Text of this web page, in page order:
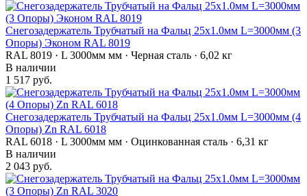
Снегозадержатель Трубчатый на Фальц 25х1.0мм L=3000мм (3
Опоры) Эконом RAL 8019
RAL 8019 · L 3000мм мм · Черная сталь · 6,02 кг
В наличии
1 517 руб.
Снегозадержатель Трубчатый на Фальц 25х1.0мм L=3000мм (4
Опоры) Zn RAL 6018
RAL 6018 · L 3000мм мм · Оцинкованная сталь · 6,31 кг
В наличии
2 043 руб.